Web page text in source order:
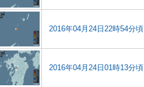
2016年04月24日22時54分頃
2016年04月24日01時13分頃